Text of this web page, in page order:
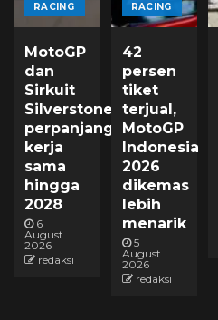
RACING
MotoGP
dan
Sirkuit
Silverstone
perpanjang
kerja
sama
hingga
2028
6
August
2026
redaksi
RACING
42
persen
tiket
terjual,
MotoGP
Indonesia
2026
dikemas
lebih
menarik
5
August
2026
redaksi